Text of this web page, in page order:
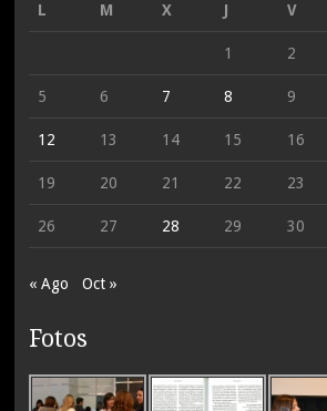
L
M X J V
1 2
5 6 7 8 9
12 13 14 15 16
19 20 21 22 23
26 27 28 29 30
« Ago Oct »
Fotos